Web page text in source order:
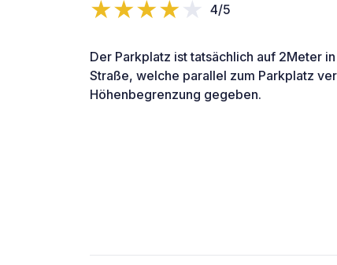
4/5
Der Parkplatz ist tatsächlich auf 2Meter
Straße, welche parallel zum Parkplatz
Höhenbegrenzung gegeben.